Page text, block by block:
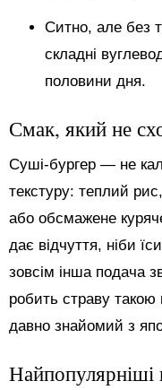
Ситно, але без
складні
половини дня.
Смак, який не
Суші-бургер — не
текстуру: теплий
або обсмажене
дає відчуття, ніби
зовсім інша подача
робить страву
давно знайомий з
Найпопулярніші